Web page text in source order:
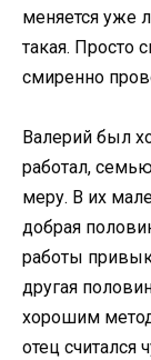
меняется уже
такая. Просто
смиренно
Валерий был
работал,
меру. В их
добрая
работы
другая
хорошим
отец считался